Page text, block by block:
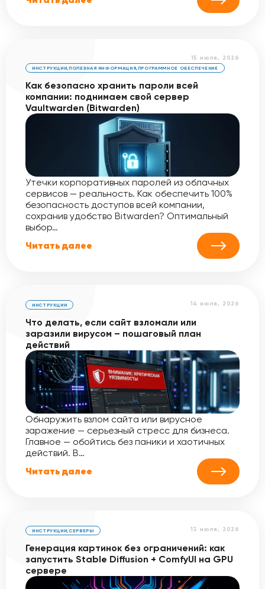
15 июля, 2026
ИНСТРУКЦИИ,ПОЛЕЗНАЯ ИНФОРМАЦИЯ,ПРОГРАММНОЕ ОБЕСПЕЧЕНИЕ
Как безопасно хранить пароли всей
компании: поднимаем свой сервер
Vaultwarden (Bitwarden)
Утечки корпоративных паролей из облачных
сервисов — реальность. Как обеспечить 100%
безопасность доступов всей компании,
сохранив удобство Bitwarden? Оптимальный
выбор…
Читать далее
14 июля, 2026
ИНСТРУКЦИИ
Что делать, если сайт взломали или
заразили вирусом – пошаговый план
действий
Обнаружить взлом сайта или вирусное
заражение — серьезный стресс для бизнеса.
Главное — обойтись без паники и хаотичных
действий. В…
Читать далее
13 июля, 2026
ИНСТРУКЦИИ, СЕРВЕРЫ
Генерация картинок без ограничений: как
запустить Stable Diffusion + ComfyUI на GPU
сервере